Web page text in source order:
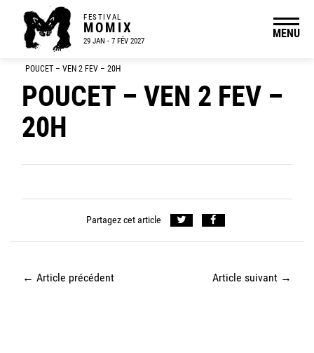
FESTIVAL
MOMIX
29 JAN - 7 FÉV 2027
MENU
POUCET – VEN 2 FEV – 20H
POUCET – VEN 2 FEV –
20H
Partagez cet article
← Article précédent Article suivant →